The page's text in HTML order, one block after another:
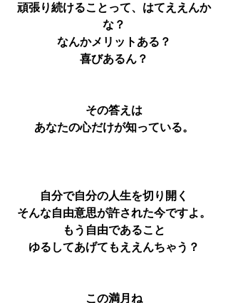
頑張り続けることって、はてええんか
な？
なんかメリットある？
喜びあるん？
その答えは
あなたの心だけが知っている。
自分で自分の人生を切り開く
そんな自由意思が許された今ですよ。
もう自由であること
ゆるしてあげてもええんちゃう？
この満月ね